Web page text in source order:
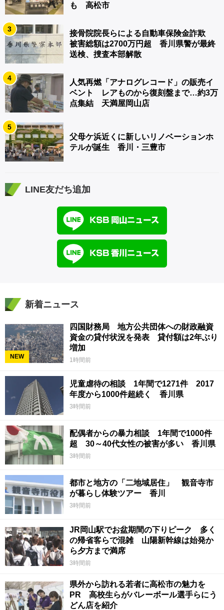
も 高松市
3
接骨院院長らによる自動車保険金詐欺
被害総額は2700万円超 香川県警が最終
送検、捜査本部解散
4
人気再燃「アナログレコード」の販売イ
ベント レアものから復刻盤まで…約3万
点集結 天満屋岡山店
5
父母ケ浜近くに新しいリノベーションホ
テルが誕生 香川・三豊市
LINE友だち追加
新着ニュース
NEW
四国財務局 地方公共団体への財政融資
資金の貸付状況を発表 貸付額は2年ぶり
増加
1時間前
児童虐待の相談 1年間で1271件 2017
年度から1000件超続く 香川県
3時間前
配偶者からの暴力相談 1年間で1000件
超 30～40代女性の被害が多い 香川県
3時間前
都市と地方の「二地域居住」 観音寺市
が暮らし体験ツアー 香川
3時間前
JR岡山駅でお盆期間の下りピーク 多く
の帰省客らで混雑 山陽新幹線は始発か
ら夕方まで満席
3時間前
県外から訪れる若者に高松市の魅力を
PR 高校生らがバレーボール選手らにう
どん店を紹介